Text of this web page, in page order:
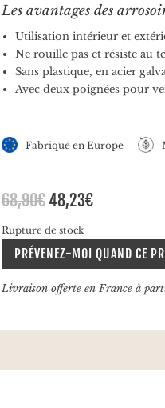
Les avantages des
Utilisation intérieur et
Ne rouille pas et résiste au
Sans plastique, en acier
Avec deux poignées pour
Fabriqué en Europe
68,90€Le
initial
était :
68,90€.
48,23€Le
actuel
est :
48,23€.
Rupture de stock
PRÉVENEZ-MOI QUAND CE
Livraison offerte en France à